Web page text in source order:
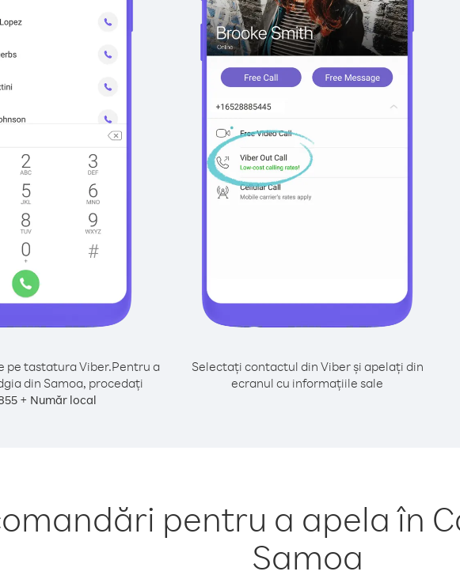
pe tastatura Viber.Pentru a
din Samoa, procedați
+ Număr local
Selectați contactul din Viber și apelați din
ecranul cu informațiile sale
pentru a apela în
Samoa